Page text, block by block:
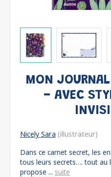
MON JOURNAL
- AVEC
Nicely Sara (illustrateur)
Dans ce carnet secret, les
tous leurs secrets…. tout au
propose ... suite